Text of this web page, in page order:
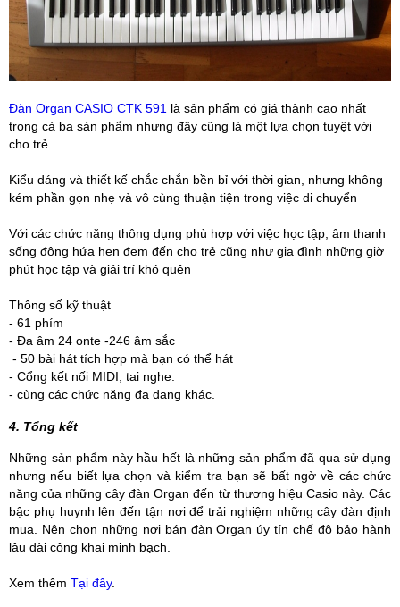
Đàn Organ CASIO CTK 591 là sản phẩm có giá thành cao nhất
trong cả ba sản phẩm nhưng đây cũng là một lựa chọn tuyệt vời
cho trẻ.
Kiểu dáng và thiết kế chắc chắn bền bỉ với thời gian, nhưng không
kém phần gọn nhẹ và vô cùng thuận tiện trong việc di chuyển
Với các chức năng thông dụng phù hợp với việc học tập, âm thanh
sống động hứa hẹn đem đến cho trẻ cũng như gia đình những giờ
phút học tập và giải trí khó quên
Thông số kỹ thuật
- 61 phím
- Đa âm 24 onte -246 âm sắc
- 50 bài hát tích hợp mà bạn có thể hát
- Cổng kết nối MIDI, tai nghe.
- cùng các chức năng đa dạng khác.
4. Tổng kết
Những sản phẩm này hầu hết là những sản phẩm đã qua sử dụng
nhưng nếu biết lựa chọn và kiểm tra bạn sẽ bất ngờ về các chức
năng của những cây đàn Organ đến từ thương hiệu Casio này. Các
bậc phụ huynh lên đến tận nơi để trải nghiệm những cây đàn định
mua. Nên chọn những nơi bán đàn Organ úy tín chế độ bảo hành
lâu dài công khai minh bạch.
Xem thêm Tại đây.